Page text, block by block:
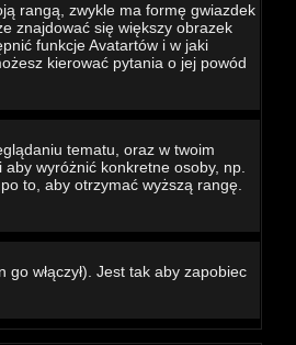
rangą, zwykle ma formę gwiazdek
znajdować się większy obrazek
funkcje Avatartów i w jaki
kierować pytania o jej powód
tematu, oraz w twoim
wyróżnić konkretne osoby, np.
to, aby otrzymać wyższą rangę.
włączył). Jest tak aby zapobiec